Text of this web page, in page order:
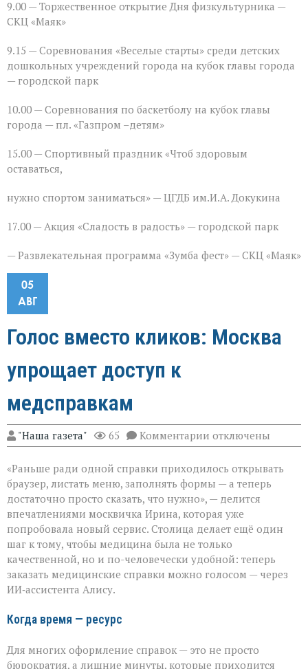
9.00 — Торжественное открытие Дня физкультурника —
СКЦ «Маяк»
9.15 — Соревнования «Веселые старты» среди детских
дошкольных учреждений города на кубок главы города
— городской парк
10.00 — Соревнования по баскетболу на кубок главы
города — пл. «Газпром –детям»
15.00 — Спортивный праздник «Чтоб здоровым
оставаться,
нужно спортом заниматься» — ЦГДБ им.И.А. Докукина
17.00 — Акция «Сладость в радость» — городской парк
— Развлекательная программа «Зумба фест» — СКЦ «Маяк»
05
АВГ
Голос вместо кликов: Москва
упрощает доступ к
медсправкам
"Наша газета" 65 Комментарии к
записи
вместо
кликов:
упрощает
доступ
к
медсправкам
отключены
«Раньше ради одной справки приходилось открывать
браузер, листать меню, заполнять формы — а теперь
достаточно просто сказать, что нужно», — делится
впечатлениями москвичка Ирина, которая уже
попробовала новый сервис. Столица делает ещё один
шаг к тому, чтобы медицина была не только
качественной, но и по-человечески удобной: теперь
заказать медицинские справки можно голосом — через
ИИ‑ассистента Алису.
Когда время — ресурс
Для многих оформление справок — это не просто
бюрократия, а лишние минуты, которые приходится